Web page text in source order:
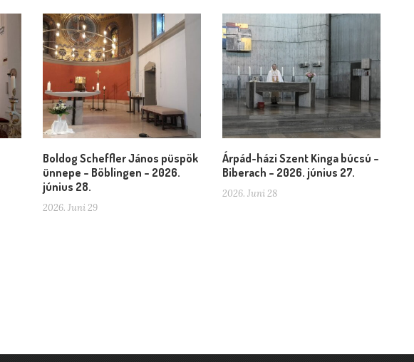
Boldog Scheffler János püspök
ünnepe – Böblingen – 2026.
június 28.
2026. Juni 29
Árpád-házi Szent Kinga búcsú –
Biberach – 2026. június 27.
2026. Juni 28